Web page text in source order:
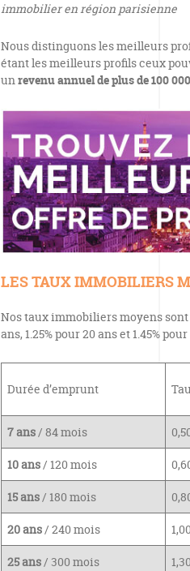
immobilier en région parisienne
Nous distinguons les meilleurs
étant les meilleurs profils ceux
unrevenu annuel de plus de 100
LES TAUX IMMOBILIERS
Nos taux immobiliers moyens sont
ans, 1.25% pour 20 ans et 1.45%
Durée d’emprunt
7 ans/ 84 mois
10 ans/ 120 mois
15 ans/ 180 mois
20 ans/ 240 mois
25 ans/ 300 mois